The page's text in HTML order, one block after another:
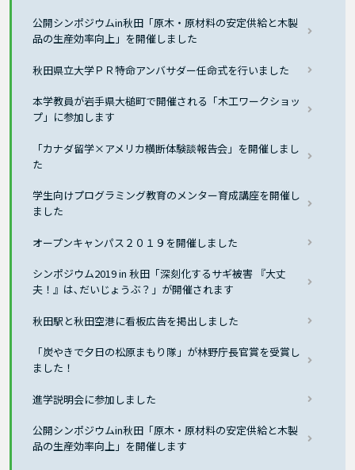
公開シンポジウムin秋田「原木・原材料の安定供給と木製
品の生産効率向上」を開催しました
秋田県立大学ＰＲ特命アンバサダー任命式を行いました
本学教員が岩手県大槌町で開催される「木工ワークショッ
プ」に参加します
「カナダ留学×アメリカ横断体験談報告会」を開催しまし
た
学生向けプログラミング教育のメンター育成講座を開催し
ました
オープンキャンパス２０１９を開催しました
シンポジウム2019 in 秋田「深刻化するサギ被害 『大丈
夫！』は､だいじょうぶ？」が開催されます
秋田駅と秋田空港に看板広告を掲出しました
「炭やきで夕日の松原まもり隊」が林野庁長官賞を受賞し
ました！
進学説明会に参加しました
公開シンポジウムin秋田「原木・原材料の安定供給と木製
品の生産効率向上」を開催します